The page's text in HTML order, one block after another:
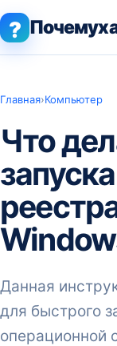
?
Главная›Компьютер
Что
Данная
для быстрого
операционной